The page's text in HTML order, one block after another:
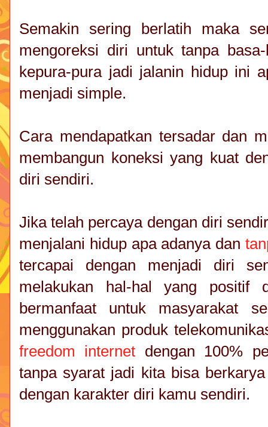
Semakin sering berlatih maka
mengoreksi diri untuk tanpa
kepura-pura jadi jalanin hidup ini
menjadi simple.
Cara mendapatkan tersadar dan
membangun koneksi yang kuat
diri sendiri.
Jika telah percaya dengan diri
menjalani hidup apa adanya dan
tercapai dengan menjadi diri
melakukan hal-hal yang positif
bermanfaat untuk masyarakat
menggunakan produk
freedom internet dengan 100%
tanpa syarat jadi kita bisa
dengan karakter diri kamu sendiri.